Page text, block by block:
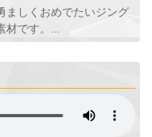
ましくおめでたいジング
材です。...